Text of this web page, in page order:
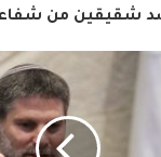
شقيقين من